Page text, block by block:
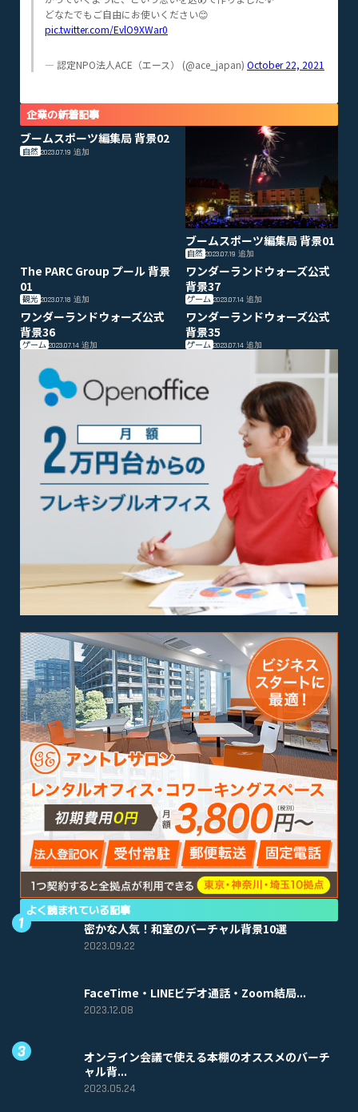
どなたでもご自由にお使いください😊
pic.twitter.com/EvlO9XWar0
— 認定NPO法人ACE（エース） (@ace_japan) October 22, 2021
企業の新着記事
ブームスポーツ編集局 背景02
自然 2023.07.19 追加
ブームスポーツ編集局 背景01
自然 2023.07.19追加
The PARC Group プール 背景
01
観光 2023.07.18 追加
ワンダーランドウォーズ公式
背景37
ゲーム 2023.07.14追加
ワンダーランドウォーズ公式
背景36
ゲーム 2023.07.14 追加
ワンダーランドウォーズ公式
背景35
ゲーム 2023.07.14追加
よく読まれている記事
密かな人気！和室のバーチャル背景10選
2023.09.22
FaceTime・LINEビデオ通話・Zoom結局...
2023.12.08
オンライン会議で使える本棚のオススメのバーチ
ャル背...
2023.05.24